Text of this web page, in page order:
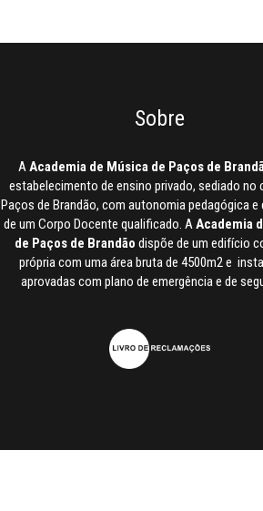
Sobre
AAcademia de Música de Paços de
estabelecimento de ensino privado, sediado no
Paços de Brandão, com autonomia pedagógica e
de um Corpo Docente qualificado. AAcademia
de Paços de Brandão dispõe de um edifício
própria com uma área bruta de 4500m2 e
aprovadas com plano de emergência e de